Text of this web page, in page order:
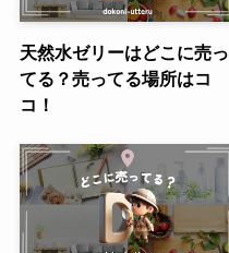
天然水ゼリーはどこに売っ
てる？売ってる場所はコ
コ！